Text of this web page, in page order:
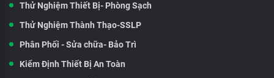
Thử Nghiệm Thiết Bị- Phòng Sạch
Thử Nghiệm Thành Thạo-SSLP
Phân Phối - Sửa chữa- Bảo Trì
Kiểm Định Thiết Bị An Toàn